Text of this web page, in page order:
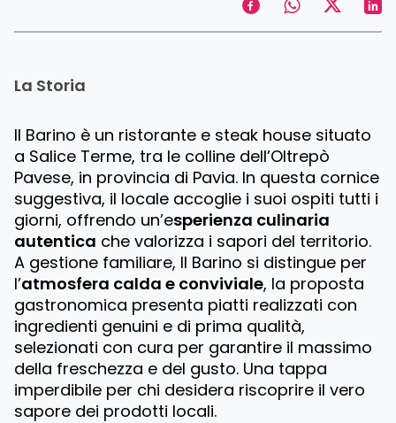
La Storia
Il Barino è un ristorante e steak house situato
a Salice Terme, tra le colline dell’Oltrepò
Pavese, in provincia di Pavia. In questa cornice
suggestiva, il locale accoglie i suoi ospiti tutti i
giorni, offrendo un’esperienza culinaria
autentica che valorizza i sapori del territorio.
A gestione familiare, Il Barino si distingue per
l’atmosfera calda e conviviale, la proposta
gastronomica presenta piatti realizzati con
ingredienti genuini e di prima qualità,
selezionati con cura per garantire il massimo
della freschezza e del gusto. Una tappa
imperdibile per chi desidera riscoprire il vero
sapore dei prodotti locali.